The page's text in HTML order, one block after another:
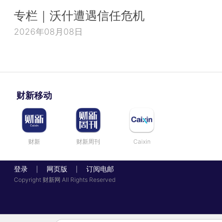
专栏｜沃什遭遇信任危机
2026年08月08日
财新移动
财新 财新周刊 Caixin
登录 网页版 订阅电邮
Copyright 财新网 All Rights Reserved